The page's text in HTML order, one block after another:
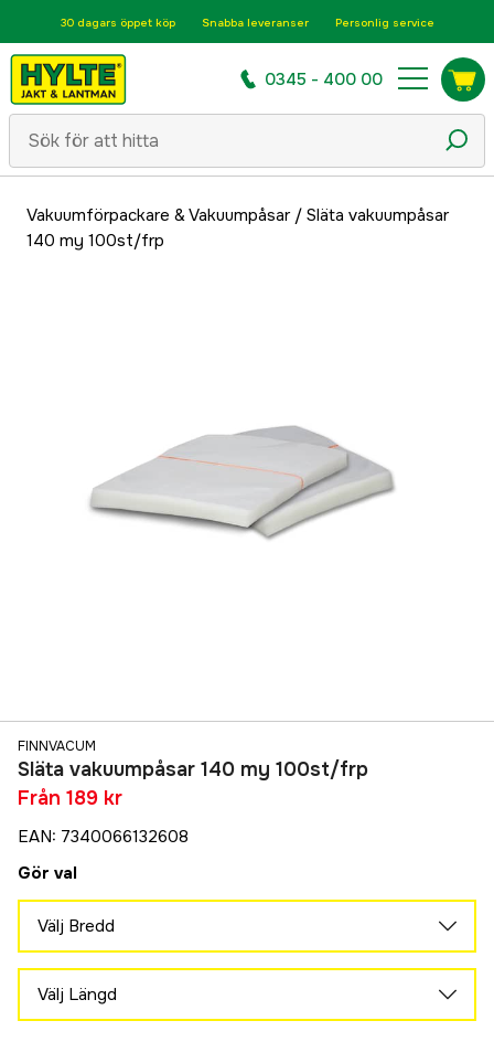
30 dagars öppet köp Snabba leveranser Personlig service
0345 - 400 00
Vakuumförpackare & Vakuumpåsar/ Släta vakuumpåsar
140 my 100st/frp
FINNVACUM
Släta vakuumpåsar 140 my 100st/frp
Från 189 kr
EAN: 7340066132608
Gör val
Välj Bredd
16 cm
189 kr
20 cm
Välj Längd